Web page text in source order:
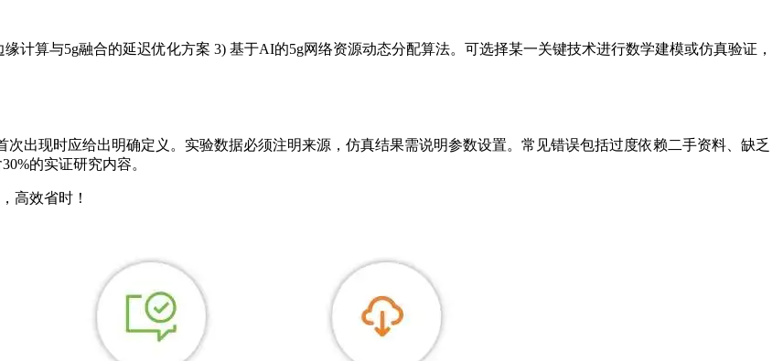
计算与5g融合的延迟优化方案 3) 基于AI的5g网络资源动态分配算法。可选择某一关键技术进行数学建模或仿真验证，
出现时应给出明确定义。实验数据必须注明来源，仿真结果需说明参数设置。常见错误包括过度依赖二手资料、缺乏
的实证研究内容。
高效省时！